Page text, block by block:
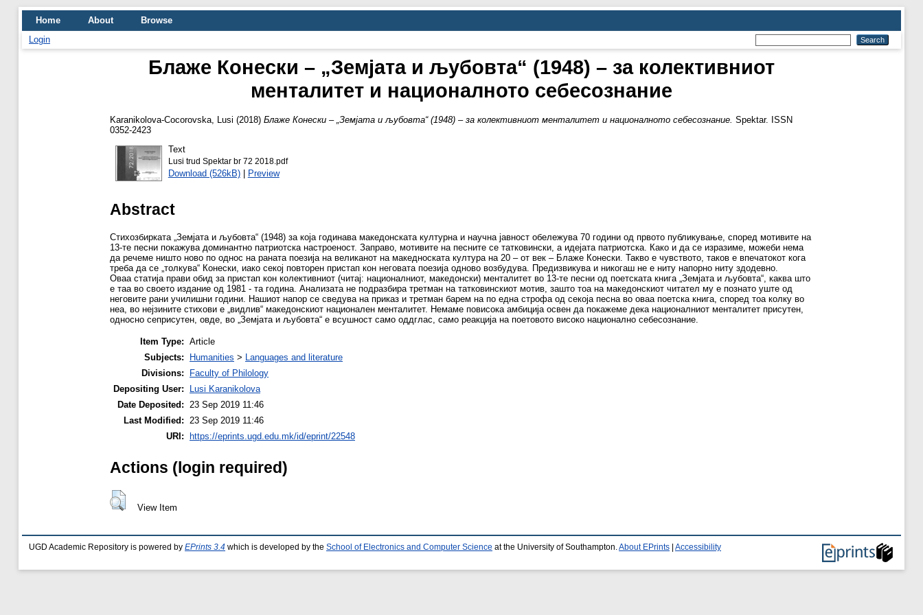
Home About
Browse
Login
Блаже Конески – „Земјата и љубовта“ (1948) – за колективниот
менталитет и националното себесознание
Karanikolova-Cocorovska, Lusi (2018) Блаже Конески – „Земјата и љубовта“ (1948) – за колективниот менталитет и националното себесознание. Spektar. ISSN
0352-2423
Text
Lusi trud Spektar br 72 2018.pdf
Download (526kB)| Preview
Abstract
Стихозбирката „Земјата и љубовта“ (1948) за која годинава македонската културна и научна јавност обележува 70 години од првото публикување, според мотивите на
13-те песни покажува доминантно патриотска настроеност. Заправо, мотивите на песните се татковински, а идејата патриотска. Како и да се изразиме, можеби нема
да речеме ништо ново по однос на раната поезија на великанот на македноската култура на 20 – от век – Блаже Конески. Такво е чувството, таков е впечатокот кога
треба да се „толкува“ Конески, иако секој повторен пристап кон неговата поезија одново возбудува. Предизвикува и никогаш не е ниту напорно ниту здодевно.
Оваа статија прави обид за пристап кон колективниот (читај: националниот, македонски) менталитет во 13-те песни од поетската книга „Земјата и љубовта“, каква што
е таа во своето издание од 1981 - та година. Анализата не подразбира третман на татковинскиот мотив, зашто тоа на македонскиот читател му е познато уште од
неговите рани училишни години. Нашиот напор се сведува на приказ и третман барем на по една строфа од секоја песна во оваа поетска книга, според тоа колку во
неа, во нејзините стихови е „видлив“ македонскиот национален менталитет. Немаме повисока амбиција освен да покажеме дека националниот менталитет присутен,
односно сеприсутен, овде, во „Земјата и љубовта“ е всушност само оддглас, само реакција на поетовото високо национално себесознание.
Item Type: Article
Subjects:
Humanities > Languages and literature
Divisions:
Faculty of Philology
Depositing User:
Lusi Karanikolova
Date Deposited: 23 Sep 2019 11:46
Last Modified: 23 Sep 2019 11:46
URI:
https://eprints.ugd.edu.mk/id/eprint/22548
Actions (login required)
View Item
UGD Academic Repository is powered by EPrints 3.4 which is developed by the School of Electronics and Computer Science at the University of Southampton.About EPrints Accessibility